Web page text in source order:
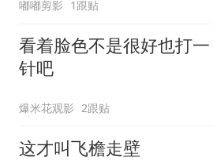
嘟嘟剪影 1跟贴
看着脸色不是很好也打一
针吧
爆米花观影 2跟贴
这才叫飞檐走壁